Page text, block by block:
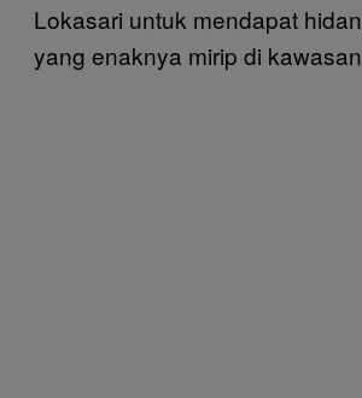
Lokasari untuk mendapat
yang enaknya mirip di